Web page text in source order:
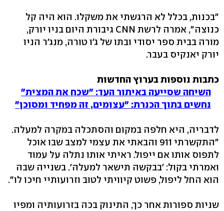
"בכנות, בכלל לא הרגשתי את משקלו. הוא היה קל
כנוצה", אמרה לרשת CNN גיבורת היום בניו יורק,
מורה בבית ספר יסודי ובתו של ג'ו טורה, מנג'ר הניו
יורק יאנקיס בעבר.
כתבות נוספות בערוץ החדשות
השיחה שסייעה באיתור העד: "שכח את המצית"
נחשים בתוך הכנרת: "עצומים, זה מפחיד ומסוכן"
לדבריה, היא חלפה במקום והסתכלה במקרה למעלה.
"התקשרתי 911 והבאתי את עצמי למצב שבו אוכל
לתפוס אותו אם ייפול. ראיתי אותו נתלה על עמוד
ואמרתי בקול: 'בבקשה תישאר למעלה'. בשנייה שבה
הוא החל ליפול, פשוט קיוויתי לטוב וזרועותיי חיכו לו".
שניות ספורות אחר כך, התינוק בכה בזרועותיה ומפיו